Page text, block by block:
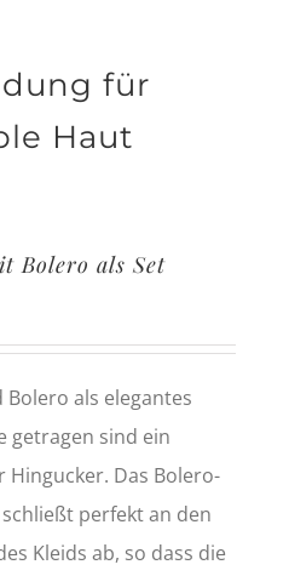
für
Haut
Bolero als Set
Bolero als elegantes
getragen sind ein
Hingucker. Das Bolero-
schließt perfekt an den
Kleids ab, so dass die